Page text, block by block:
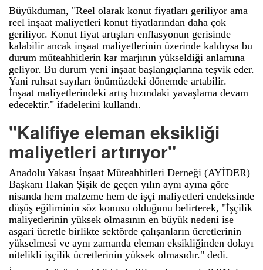
Büyükduman, "Reel olarak konut fiyatları geriliyor ama
reel inşaat maliyetleri konut fiyatlarından daha çok
geriliyor. Konut fiyat artışları enflasyonun gerisinde
kalabilir ancak inşaat maliyetlerinin üzerinde kaldıysa bu
durum müteahhitlerin kar marjının yükseldiği anlamına
geliyor. Bu durum yeni inşaat başlangıçlarına teşvik eder.
Yani ruhsat sayıları önümüzdeki dönemde artabilir.
İnşaat maliyetlerindeki artış hızındaki yavaşlama devam
edecektir." ifadelerini kullandı.
"Kalifiye eleman eksikliği
maliyetleri artırıyor"
Anadolu Yakası İnşaat Müteahhitleri Derneği (AYİDER)
Başkanı Hakan Şişik de geçen yılın aynı ayına göre
nisanda hem malzeme hem de işçi maliyetleri endeksinde
düşüş eğiliminin söz konusu olduğunu belirterek, "İşçilik
maliyetlerinin yüksek olmasının en büyük nedeni ise
asgari ücretle birlikte sektörde çalışanların ücretlerinin
yükselmesi ve aynı zamanda eleman eksikliğinden dolayı
nitelikli işçilik ücretlerinin yüksek olmasıdır." dedi.